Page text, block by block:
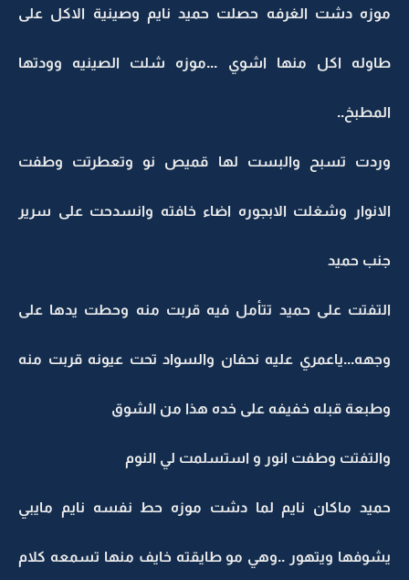
موزه دشت الغرفه حصلت حميد نايم وصينية الاكل على
طاوله اكل منها اشوي ...موزه شلت الصينيه وودتها
المطبخ..
وردت تسبح والبست لها قميص نو وتعطرتت وطفت
الانوار وشغلت الابجوره اضاء خافته وانسدحت على سرير
جنب حميد
التفتت على حميد تتأمل فيه قربت منه وحطت يدها على
وجهه...ياعمري عليه نحفان والسواد تحت عيونه قربت منه
وطبعة قبله خفيفه على خده هذا من الشوق
والتفتت وطفت انور و استسلمت لي النوم
حميد ماكان نايم لما دشت موزه حط نفسه نايم مايبي
يشوفها ويتهور ..وهي مو طايقته خايف منها تسمعه كلام